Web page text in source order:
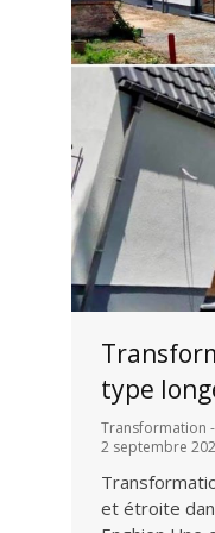
type
Transformation
2 septembre
et étroite